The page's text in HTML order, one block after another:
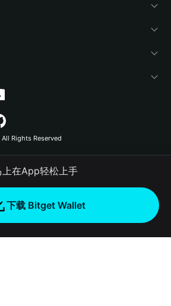
Rights Reserved
在App轻松上手
下载 Bitget Wallet